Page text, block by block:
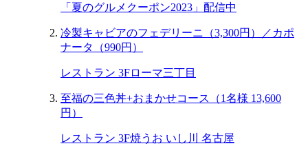
「夏のグルメクーポン2023」配信中
冷製キャビアのフェデリーニ（3,300円）／カポ
ナータ（990円）
レストラン 3Fローマ三丁目
至福の三色丼+おまかせコース（1名様 13,600
円）
レストラン 3F焼うお いし川 名古屋